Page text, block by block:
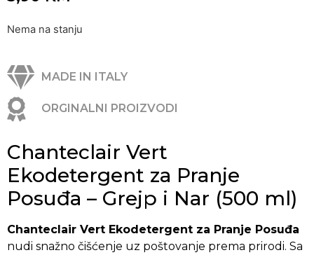
Nema na stanju
MADE IN ITALY
ORGINALNI PROIZVODI
Chanteclair Vert
Ekodetergent za Pranje
Posuđa – Grejp i Nar (500 ml)
Chanteclair Vert Ekodetergent za Pranje Posuđa
nudi snažno čišćenje uz poštovanje prema prirodi. Sa